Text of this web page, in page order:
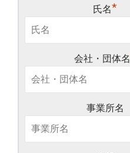
氏名*
会社・団体名
事業所名